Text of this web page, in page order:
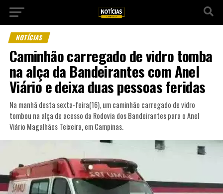
NOTÍCIAS
Caminhão carregado de vidro tomba
na alça da Bandeirantes com Anel
Viário e deixa duas pessoas feridas
Na manhã desta sexta-feira(16), um caminhão carregado de vidro
tombou na alça de acesso da Rodovia dos Bandeirantes para o Anel
Viário Magalhães Teixeira, em Campinas.